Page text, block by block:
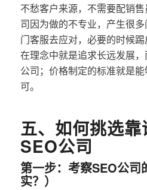
不愁客户来源，不需要配销
司因为做的不专业，产生很
门客服去应对，必要的时候
在理念中就是追求长远发展
公司；价格制定的标准就是
可。
五、如何挑选
SEO公司
第一步：考察SEO公司
实？）